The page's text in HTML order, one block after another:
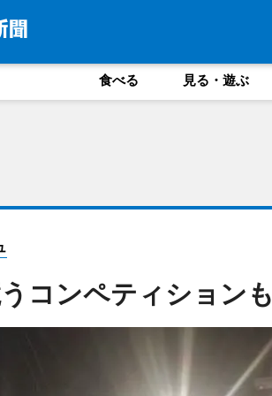
食べる 見る・遊ぶ
コンペティションも